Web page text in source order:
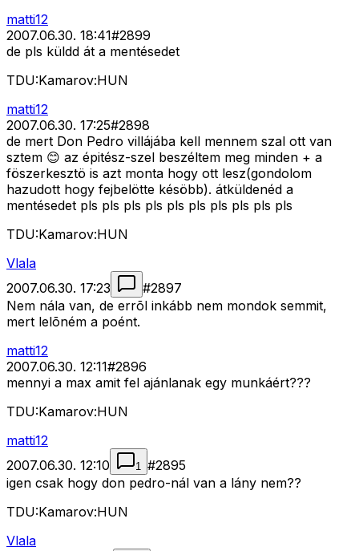
matti12
2007.06.30. 18:41#2899
de pls küldd át a mentésedet
TDU:Kamarov:HUN
matti12
2007.06.30. 17:25#2898
de mert Don Pedro villájába kell mennem szal ott van
sztem 😊 az épitész-szel beszéltem meg minden + a
föszerkesztö is azt monta hogy ott lesz(gondolom
hazudott hogy fejbelötte késöbb). átküldenéd a
mentésedet pls pls pls pls pls pls pls pls pls pls
TDU:Kamarov:HUN
Vlala
2007.06.30. 17:23
#2897
Nem nála van, de errõl inkább nem mondok semmit,
mert lelõném a poént.
matti12
2007.06.30. 12:11#2896
mennyi a max amit fel ajánlanak egy munkáért???
TDU:Kamarov:HUN
matti12
2007.06.30. 12:10
1 #2895
igen csak hogy don pedro-nál van a lány nem??
TDU:Kamarov:HUN
Vlala